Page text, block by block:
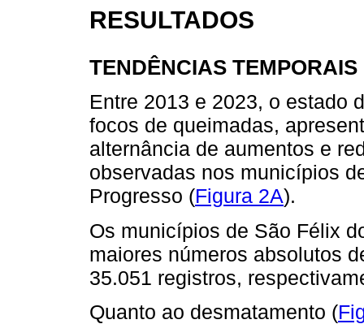
RESULTADOS
TENDÊNCIAS TEMPORAIS
Entre 2013 e 2023, o estado
focos de queimadas,
alternância de aumentos e
observadas nos municípios
Progresso (Figura 2A).
Os municípios de São Félix
maiores números absolutos
35.051 registros,
Quanto ao desmatamento (